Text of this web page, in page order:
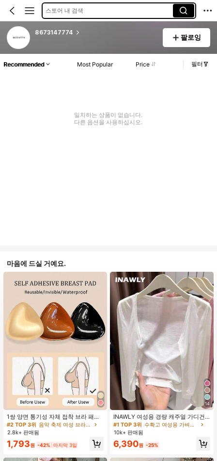
스토어 내 검색
8673147774
팔로잉
Recommended Most Popular Price 필터
일치하는 상품이 없습니다.
다른 옵션을 사용하십시오.
마음에 드실 거예요.
1쌍 양면 통기성 자체 접착 브라 패드,
두꺼워진 삼각형 푸쉬업 디자인, 재사
용 가능, 보이지 않는 비키니 브라 삽
입물, 수영에 적합
#2 TOP 3위
음악 축제 여성 브라 액세서리
2.8k+ 판매됨
1,793원 -42% 마지막 3일
14
INAWLY 여성용 경량 캐주얼 가디건,
여름
#1 TOP 3위
수확고 여성용 가벼운 카디건
10k+ 판매됨
6,390원 -25%